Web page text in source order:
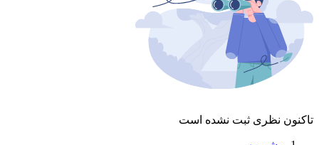
تاکنون نظری ثبت نشده است